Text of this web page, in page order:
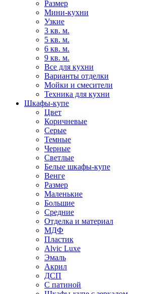
Размер
Мини-кухни
Узкие
3 кв. м.
5 кв. м.
6 кв. м.
9 кв. м.
Все для кухни
Варианты отделки
Мойки и смесители
Техника для кухни
Шкафы-купе
Цвет
Коричневые
Серые
Темные
Черные
Светлые
Белые шкафы-купе
Венге
Размер
Маленькие
Большие
Средние
Отделка и материал
МДФ
Пластик
Alvic Luxe
Эмаль
Акрил
ДСП
С патиной